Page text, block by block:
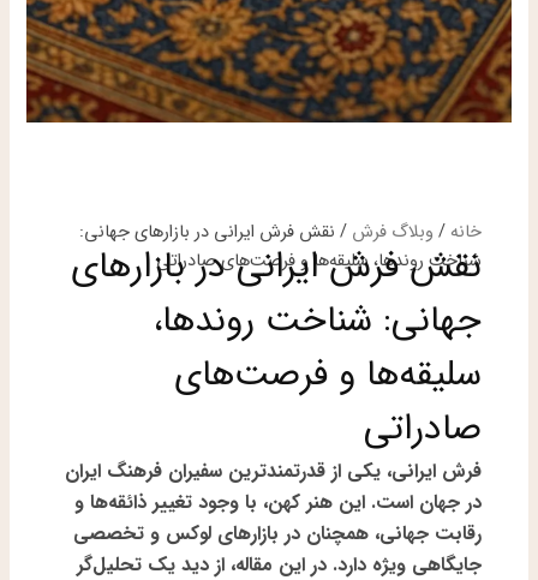
خانه / وبلاگ فرش / نقش فرش ایرانی در بازارهای جهانی:
شناخت روندها، سلیقه‌ها و فرصت‌های صادراتی
نقش فرش ایرانی در بازارهای
جهانی: شناخت روندها،
سلیقه‌ها و فرصت‌های
صادراتی
فرش ایرانی، یکی از قدرتمندترین سفیران فرهنگ ایران
در جهان است. این هنر کهن، با وجود تغییر ذائقه‌ها و
رقابت جهانی، همچنان در بازارهای لوکس و تخصصی
جایگاهی ویژه دارد. در این مقاله، از دید یکتحلیل‌گر